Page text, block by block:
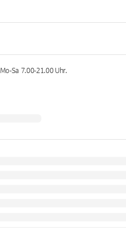
Mo-Sa 7.00-21.00Uhr.